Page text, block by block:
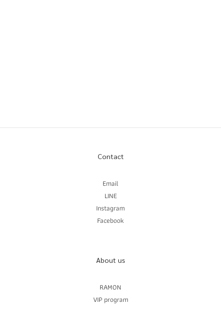
Contact
Email
LINE
Instagram
Facebook
About us
RAMON
VIP program